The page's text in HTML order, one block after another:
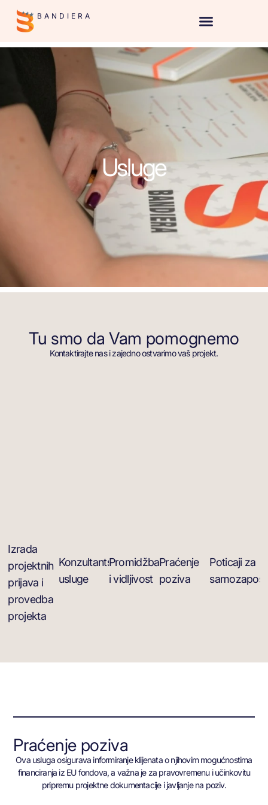
BANDIERA
Usluge
Tu smo da Vam pomognemo
Kontaktirajte nas i zajedno ostvarimo vaš projekt.
Izrada
projektnih
prijava i
provedba
projekta
Konzultantske
usluge
Promidžba
i vidljivost
Praćenje
poziva
Poticaji za
Praćenje poziva
Ova usluga osigurava informiranje klijenata o njihovim mogućnostima
financiranja iz EU fondova, a važna je za pravovremenu i učinkovitu
pripremu projektne dokumentacije i javljanje na poziv.